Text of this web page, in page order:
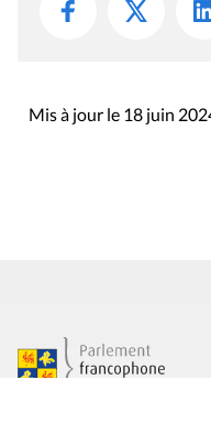
Mis à jour le 18 juin